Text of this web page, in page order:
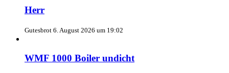
Herr
Gutesbrot 6. August 2026 um 19:02
WMF 1000 Boiler undicht